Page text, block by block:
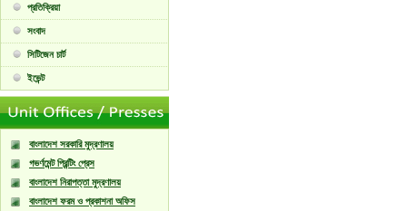
প্রতিক্রিয়া
সংবাদ
সিটিজেন চার্ট
ইভেন্ট
বাংলাদেশ সরকারি মুদ্রণালয়
গভর্ণমেন্ট প্রিন্টিং প্রেস
বাংলাদেশ নিরাপত্তা মুদ্রণালয়
বাংলাদেশ ফরম ও প্রকাশনা অফিস